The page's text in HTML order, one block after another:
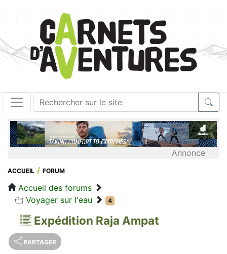
Annonce
ACCUEIL FORUM
Accueil des forums
Voyager sur l'eau
4
Expédition Raja Ampat
PARTAGER